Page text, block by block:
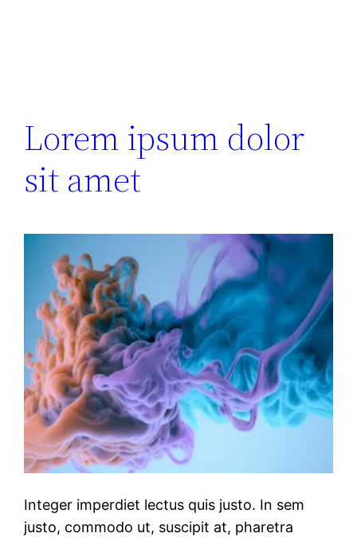
Lorem ipsum dolor
sit amet
Integer imperdiet lectus quis justo. In sem
justo, commodo ut, suscipit at, pharetra